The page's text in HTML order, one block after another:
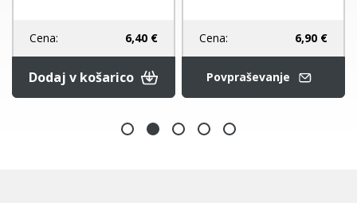
Cena: 6,40 €
Dodaj v košarico
Cena: 6,90 €
Povpraševanje